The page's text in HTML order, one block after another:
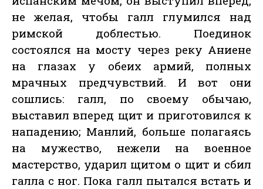
не желая, чтобы галл глумился над
римской доблестью. Поединок
состоялся на мосту через реку Аниене
на глазах у обеих армий, полных
мрачных предчувствий. И вот они
сошлись: галл, по своему обычаю,
выставил вперед щит и приготовился к
нападению; Манлий, больше полагаясь
на мужество, нежели на военное
мастерство, ударил щитом о щит и сбил
галла с ног. Пока галл пытался встать и